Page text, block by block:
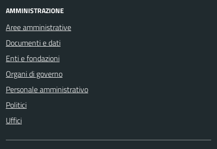
AMMINISTRAZIONE
Aree amministrative
Documenti e dati
Enti e fondazioni
Organi di governo
Personale amministrativo
Politici
Uffici